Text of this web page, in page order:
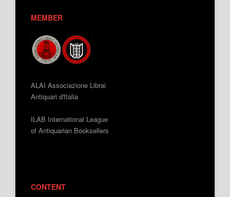
MEMBER
ALAI Associazione Librai
Antiquari d'Italia
ILAB International League
of Antiquarian Booksellers
CONTENT